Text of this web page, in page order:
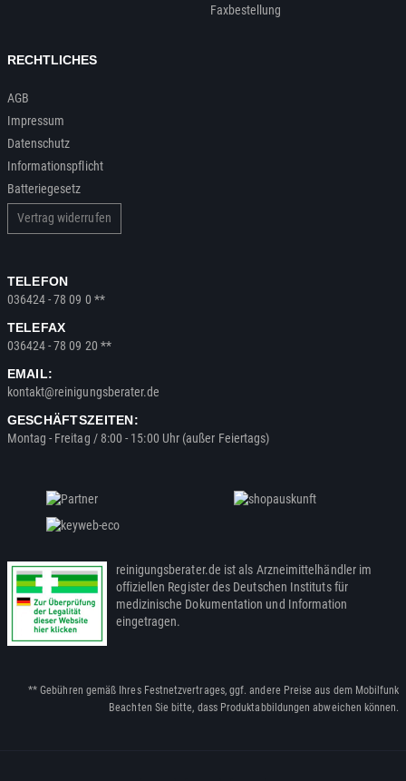
Faxbestellung
RECHTLICHES
AGB
Impressum
Datenschutz
Informationspflicht
Batteriegesetz
Vertrag widerrufen
TELEFON
036424 - 78 09 0 **
TELEFAX
036424 - 78 09 20 **
EMAIL:
kontakt@reinigungsberater.de
GESCHÄFTSZEITEN:
Montag - Freitag / 8:00 - 15:00 Uhr (außer Feiertags)
reinigungsberater.de ist als Arzneimittelhändler im
offiziellen Register des Deutschen Instituts für
medizinische Dokumentation und Information
eingetragen.
** Gebühren gemäß Ihres Festnetzvertrages, ggf. andere Preise aus dem Mobilfunk
Beachten Sie bitte, dass Produktabbildungen abweichen können.